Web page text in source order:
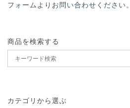
フォームよりお問い合わせください。
商品を検索する
カテゴリから選ぶ